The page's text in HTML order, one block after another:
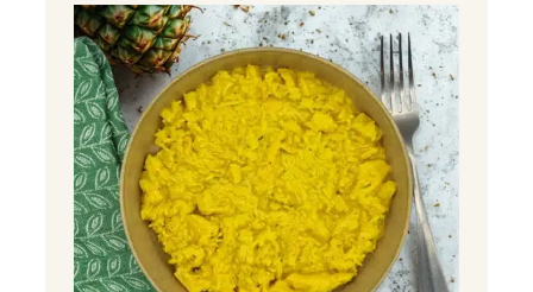
à
CHF 20.90